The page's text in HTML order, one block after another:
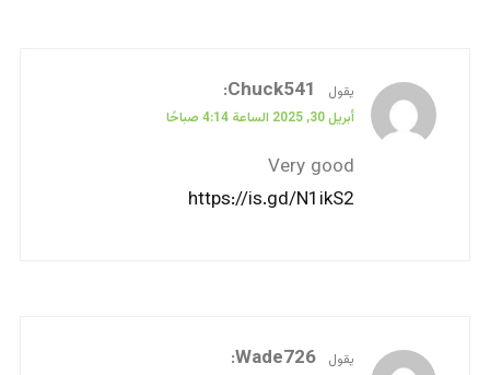
يقول Chuck541
:
أبريل 30, 2025 الساعة 4:14 صباحًا
Very good
https://is.gd/N1ikS2
يقول Wade726
: